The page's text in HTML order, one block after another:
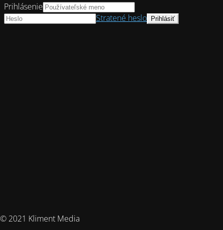
© 2021 Kliment Media
Prihlásenie
Stratené heslo